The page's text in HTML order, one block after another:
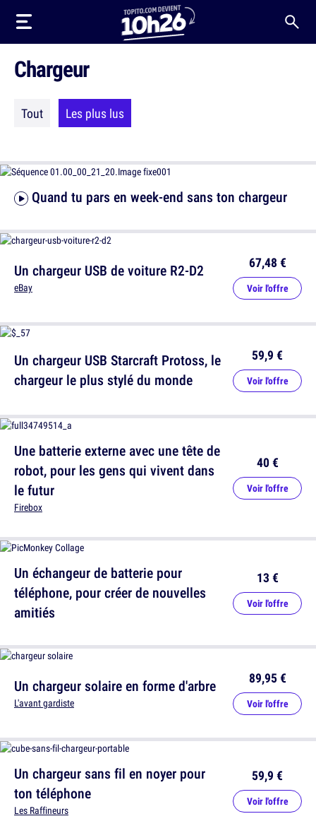
Chargeur
Tout Les plus lus
Quand tu pars en week-end sans ton chargeur
Un chargeur USB de voiture R2-D2
eBay
67,48 €
Voir l'offre
Une batterie externe avec une tête de
robot, pour les gens qui vivent dans
le futur
Firebox
40 €
Voir l'offre
Un chargeur solaire en forme d'arbre
L'avant gardiste
89,95 €
Voir l'offre
Un chargeur USB Starcraft Protoss, le
chargeur le plus stylé du monde
59,9 €
Voir l'offre
Un échangeur de batterie pour
téléphone, pour créer de nouvelles
amitiés
13 €
Voir l'offre
Un chargeur sans fil en noyer pour
ton téléphone
Les Raffineurs
59,9 €
Voir l'offre